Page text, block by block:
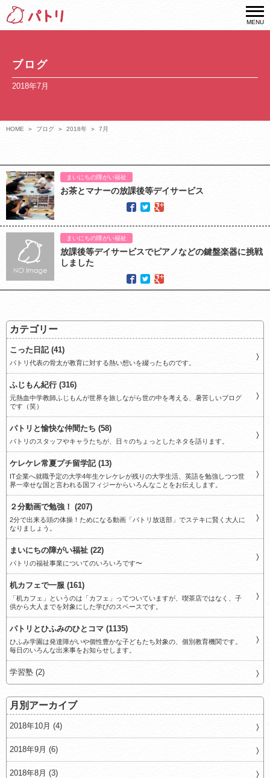
MENU
ブログ
2018年7月
HOME ブログ 2018年 7月
まいにちの障がい福祉
お茶とマナーの放課後等デイサービス
まいにちの障がい福祉
放課後等デイサービスでピアノなどの鍵盤楽器に挑戦
しました
カテゴリー
こった日記 (41)
パトリ代表の骨太が教育に対する熱い想いを綴ったものです。
ふじもん紀行 (316)
元熱血中学教師ふじもんが世界を旅しながら世の中を考える、暑苦しいブログ
です（笑）
パトリと愉快な仲間たち (58)
パトリのスタッフやキャラたちが、日々のちょっとしたネタを語ります。
ケレケレ常夏プチ留学記 (13)
IT企業へ就職予定の大学4年生ケレケレが残りの大学生活、英語を勉強しつつ世
界一幸せな国と言われる国フィジーからいろんなことをお伝えします。
２分動画で勉強！ (207)
2分で出来る頭の体操！ためになる動画「パトリ放送部」でステキに賢く大人に
なりましょう。
まいにちの障がい福祉 (22)
パトリの福祉事業についてのいろいろです〜
机カフェで一服 (161)
「机カフェ」というのは「カフェ」ってついていますが、喫茶店ではなく、子
供から大人までを対象にした学びのスペースです。
パトリとひふみのひとコマ (1135)
ひふみ学園は発達障がいや個性豊かな子どもたち対象の、個別教育機関です。
毎日のいろんな出来事をお知らせします。
学習塾 (2)
月別アーカイブ
2018年10月 (4)
2018年9月 (6)
2018年8月 (3)